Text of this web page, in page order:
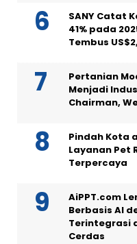
SANY Catat
41% pada
Tembus
Pertanian
Menjadi
Chairman,
Pindah Kota
Layanan Pet
Terpercaya
AiPPT.com
Berbasis AI
Terintegrasi
Cerdas